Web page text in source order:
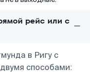
рейс или с
в Ригу с
способами: